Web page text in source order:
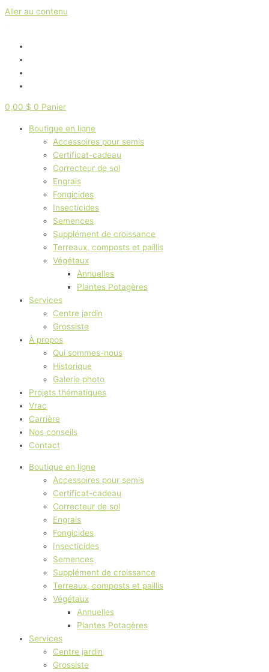
Aller au contenu
0,00 $ 0 Panier
Boutique en ligne
Accessoires pour semis
Certificat-cadeau
Correcteur de sol
Engrais
Fongicides
Insecticides
Semences
Supplément de croissance
Terreaux, composts et paillis
Végétaux
Annuelles
Plantes Potagères
Services
Centre jardin
Grossiste
À propos
Qui sommes-nous
Historique
Galerie photo
Projets thématiques
Vrac
Carrière
Nos conseils
Contact
Boutique en ligne
Accessoires pour semis
Certificat-cadeau
Correcteur de sol
Engrais
Fongicides
Insecticides
Semences
Supplément de croissance
Terreaux, composts et paillis
Végétaux
Annuelles
Plantes Potagères
Services
Centre jardin
Grossiste